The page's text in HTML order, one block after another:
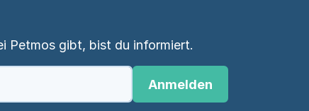
Petmos gibt, bist du informiert.
Anmelden